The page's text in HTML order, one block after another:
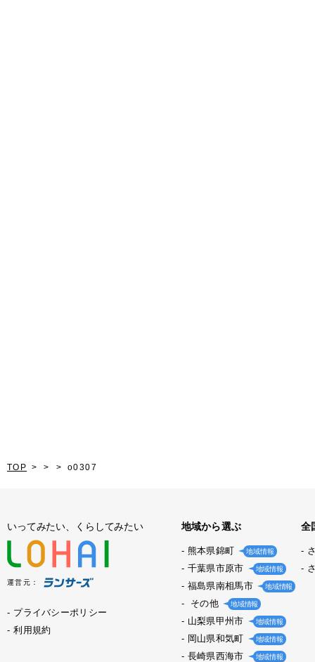
TOP o0307
いってみたい、くらしてみたい
運営元：
プライバシーポリシー
利用規約
地域から選ぶ
熊本県錦町 地域情報
千葉県市原市 地域情報
福島県南相馬市 地域情報
その他 地域情報
山梨県甲州市 地域情報
岡山県和気町 地域情報
長崎県西海市 地域情報
全